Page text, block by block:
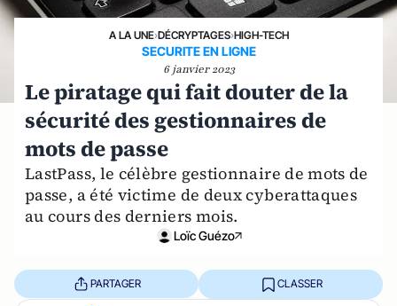
A LA UNE›DÉCRYPTAGES›HIGH-TECH
SECURITE EN LIGNE
6 janvier 2023
Le piratage qui fait douter de la
sécurité des gestionnaires de
mots de passe
LastPass, le célèbre gestionnaire de mots de
passe, a été victime de deux cyberattaques
au cours des derniers mois.
Loïc Guézo
PARTAGER CLASSER